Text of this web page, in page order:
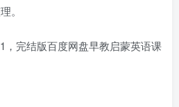
。
，完结版百度网盘早教启蒙英语课